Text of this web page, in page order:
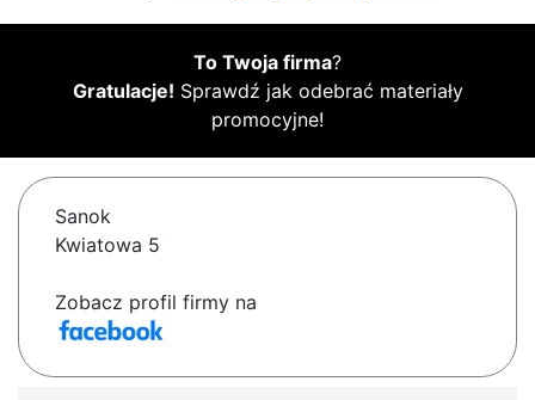
To Twoja firma?
Gratulacje! Sprawdź jak odebrać materiały
promocyjne!
Sanok
Kwiatowa 5
Zobacz profil firmy na